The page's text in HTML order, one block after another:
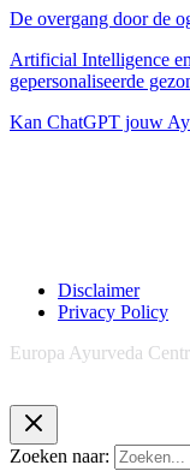
De overgang door de
Artificial Intelligence
gepersonaliseerde
Kan ChatGPT jouw
Disclaimer
Privacy Policy
Europa Ayurveda
Zoeken naar: